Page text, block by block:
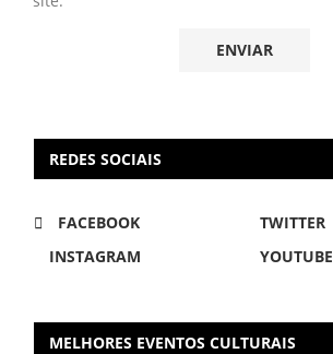
REDES SOCIAIS
FACEBOOK
TWITTER
INSTAGRAM
YOUTUBE
MELHORES EVENTOS CULTURAIS